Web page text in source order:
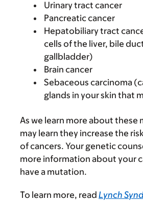
Urinary tract cancer
Pancreatic cancer
Hepatobiliary tract
cells of the liver, bile
gallbladder)
Brain cancer
Sebaceous carcinoma
glands in your skin that
As we learn more about these
may learn they increase the
of cancers. Your genetic
more information about your
have a mutation.
To learn more, read Lynch